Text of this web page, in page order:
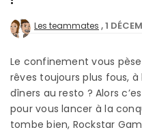
Les teammates 1
Le confinement vous
rêves toujours plus fous,
dîners au resto ? Alors
pour vous lancer à la
tombe bien, Rockstar